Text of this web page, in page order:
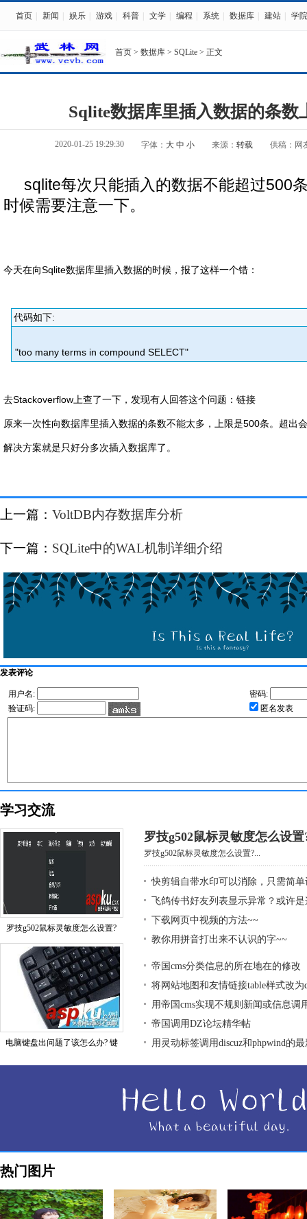
首页 新闻 娱乐 游戏 科普 文学 编程 系统 数据库 建站 学院
首页 > 数据库 > SQLite > 正文
Sqlite数据库里插入数据的条数
2020-01-25 19:29:30 字体： 大 中 小 来源： 转载 供稿：网
sqlite每次只能插入的数据不能超过500
时候需要注意一下。
今天在向Sqlite数据库里插入数据的时候，报了这样一个错：
代码如下:
"too many terms in compound SELECT"
去Stackoverflow上查了一下，发现有人回答这个问题：链接
原来一次性向数据库里插入数据的条数不能太多，上限是500条。超出
解决方案就是只好分多次插入数据库了。
上一篇： VoltDB内存数据库分析
下一篇： SQLite中的WAL机制详细介绍
发表评论
用户名:
密码:
验证码:
匿名发表
学习交流
罗技g502鼠标灵敏度怎么设置?
电脑键盘出问题了该怎么办? 键
罗技g502鼠标灵敏度怎么设置
罗技g502鼠标灵敏度怎么设置?...
快剪辑自带水印可以消除，只需简单
飞鸽传书好友列表显示异常？或许
下载网页中视频的方法~~
教你用拼音打出来不认识的字~~
帝国cms分类信息的所在地在的修改
将网站地图和友情链接table样式改为
用帝国cms实现不规则新闻或信息调
帝国调用DZ论坛精华帖
用灵动标签调用discuz和phpwind的
热门图片